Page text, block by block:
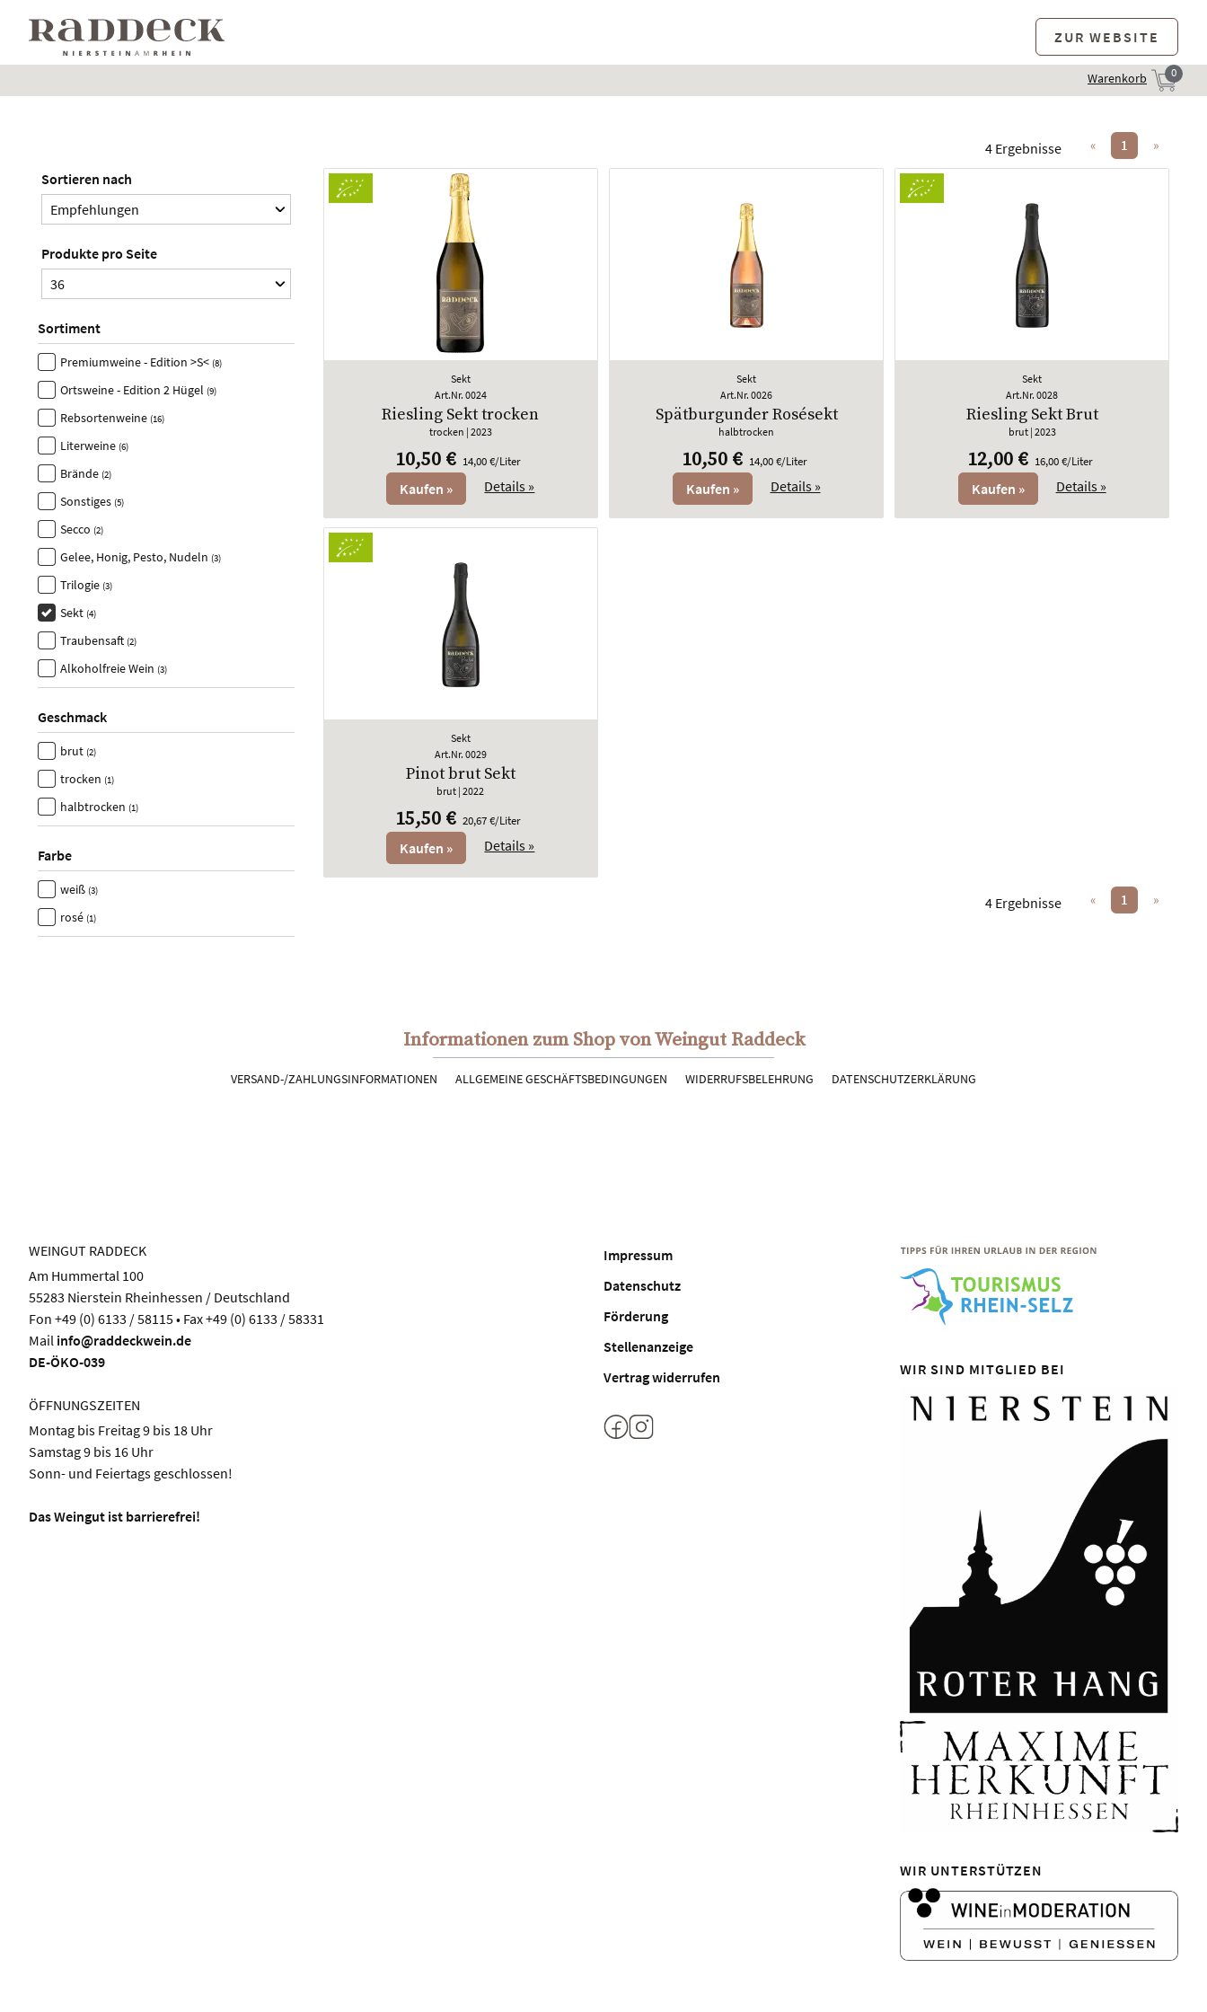
ZUR WEBSITE
Warenkorb 0
4 Ergebnisse « 1 »
Sortieren nach
Produkte pro Seite
Sortiment
Premiumweine - Edition >S< (8)
Ortsweine - Edition 2 Hügel (9)
Rebsortenweine (16)
Literweine (6)
Brände (2)
Sonstiges (5)
Secco (2)
Gelee, Honig, Pesto, Nudeln (3)
Trilogie (3)
Sekt (4)
Traubensaft (2)
Alkoholfreie Wein (3)
Geschmack
brut (2)
trocken (1)
halbtrocken (1)
Farbe
weiß (3)
rosé (1)
Sekt
Art.Nr. 0024
Riesling Sekt trocken
trocken | 2023
10,50 € 14,00 €/Liter
Kaufen » Details »
Sekt
Art.Nr. 0026
Spätburgunder Rosésekt
halbtrocken
10,50 € 14,00 €/Liter
Kaufen » Details »
Sekt
Art.Nr. 0028
Riesling Sekt Brut
brut| 2023
12,00 € 16,00 €/Liter
Kaufen » Details »
Sekt
Art.Nr. 0029
Pinot brut Sekt
brut | 2022
15,50 € 20,67 €/Liter
Kaufen » Details »
4 Ergebnisse « 1 »
Informationen zum Shop von Weingut Raddeck
VERSAND-/ZAHLUNGSINFORMATIONEN ALLGEMEINE GESCHÄFTSBEDINGUNGEN WIDERRUFSBELEHRUNG DATENSCHUTZERKLÄRUNG
WEINGUT RADDECK
Am Hummertal 100
55283 Nierstein Rheinhessen / Deutschland
Fon +49 (0) 6133 / 58115 • Fax +49 (0) 6133 / 58331
Mail info@raddeckwein.de
DE-ÖKO-039
ÖFFNUNGSZEITEN
Montag bis Freitag 9 bis 18 Uhr
Samstag 9 bis 16 Uhr
Sonn- und Feiertags geschlossen!
Das Weingut ist barrierefrei!
Impressum
Datenschutz
Förderung
Stellenanzeige
Vertrag widerrufen
WIR SIND MITGLIED BEI
WIR UNTERSTÜTZEN